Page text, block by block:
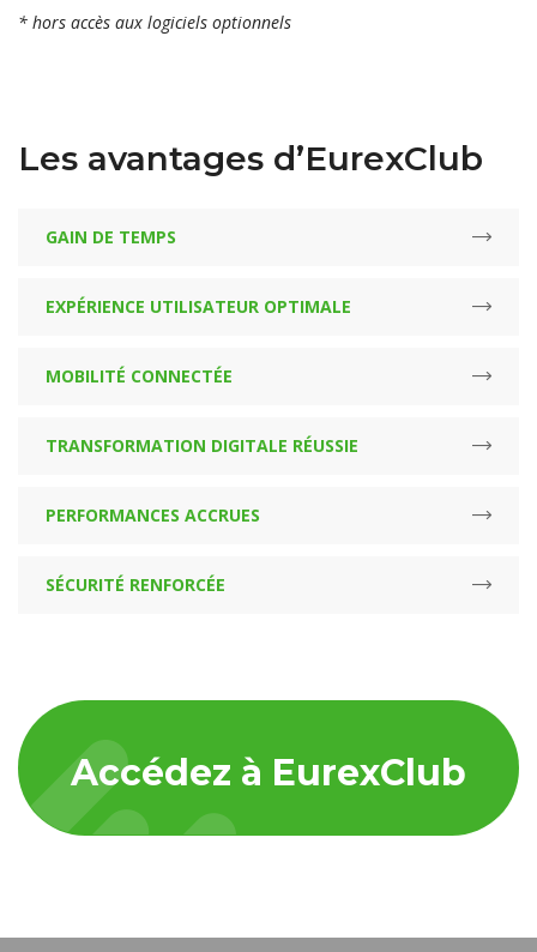
* hors accès aux logiciels optionnels
Les avantages d’EurexClub
GAIN DE TEMPS
EXPÉRIENCE UTILISATEUR OPTIMALE
MOBILITÉ CONNECTÉE
TRANSFORMATION DIGITALE RÉUSSIE
PERFORMANCES ACCRUES
SÉCURITÉ RENFORCÉE
Accédez à EurexClub